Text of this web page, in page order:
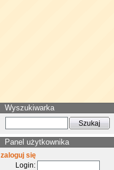
Wyszukiwarka
Panel użytkownika
zaloguj się
Login: